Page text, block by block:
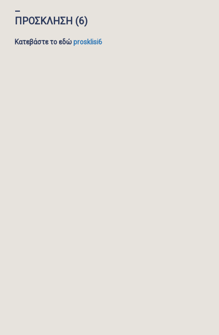
_
ΠΡΟΣΚΛΗΣΗ (6)
Κατεβάστε το εδώprosklisi6